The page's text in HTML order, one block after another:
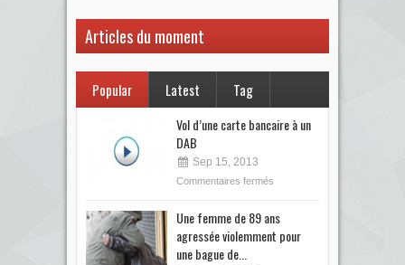
Articles du moment
Popular Latest Tag
Vol d’une carte bancaire à un
DAB
Sep 15, 2013
Commentaires fermés
Une femme de 89 ans
agressée violemment pour
une bague de...